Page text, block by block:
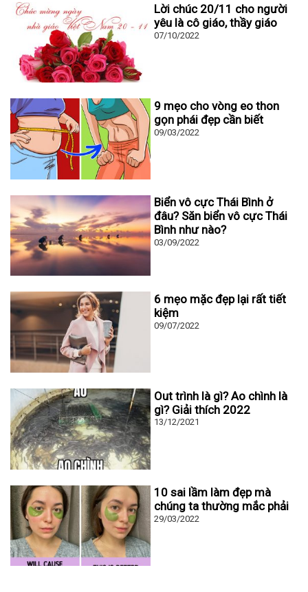
Lời chúc 20/11 cho người
yêu là cô giáo, thầy giáo
07/10/2022
9 mẹo cho vòng eo thon
gọn phái đẹp cần biết
09/03/2022
Biển vô cực Thái Bình ở
đâu? Săn biển vô cực Thái
Bình như nào?
03/09/2022
6 mẹo mặc đẹp lại rất tiết
kiệm
09/07/2022
Out trình là gì? Ao chình là
gì? Giải thích 2022
13/12/2021
10 sai lầm làm đẹp mà
chúng ta thường mắc phải
29/03/2022